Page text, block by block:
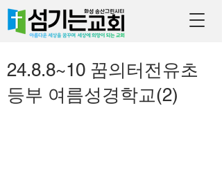
24.8.8~10 꿈의터전유초
등부 여름성경학교(2)